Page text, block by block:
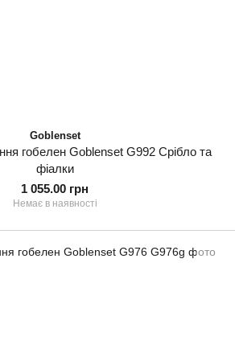
Goblenset
гобелен Goblenset G992 Срібло та
фіалки
1 055.00 грн
Немає в наявності